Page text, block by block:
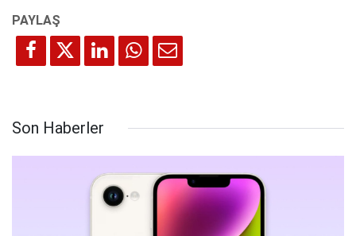
Son Haberler